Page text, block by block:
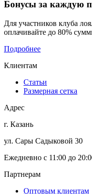
Бонусы за каждую
Для участников клуба
оплачивайте до 80%
Подробнее
Клиентам
Статьи
Размерная сетка
Адрес
г. Казань
ул. Сары Садыковой 30
Ежедневно с 11:00 до
Партнерам
Оптовым клиентам